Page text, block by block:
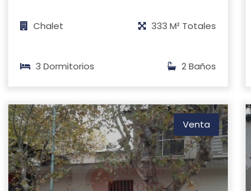
Chalet 333 M² Totales
3 Dormitorios 2 Baños
Venta